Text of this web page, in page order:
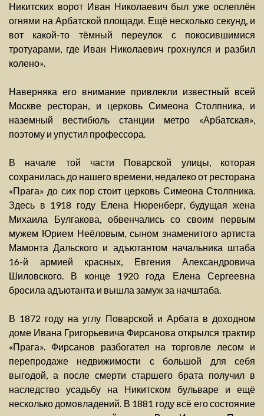
Никитских ворот Иван Николаевич был уже ослеплён
огнями на Арбатской площади. Ещё несколько секунд, и
вот какой-то тёмный переулок с покосившимися
тротуарами, где Иван Николаевич грохнулся и разбил
колено».
Наверняка его внимание привлекли известный всей
Москве ресторан, и церковь Симеона Столпника, и
наземный вестибюль станции метро «Арбатская»,
поэтому и упустил профессора.
В начале той части Поварской улицы, которая
сохранилась до нашего времени, недалеко от ресторана
«Прага» до сих пор стоит церковь Симеона Столпника.
Здесь в 1918 году Елена Нюренберг, будущая жена
Михаила Булгакова, обвенчались со своим первым
мужем Юрием Неёловым, сыном знаменитого артиста
Мамонта Дальского и адъютантом начальника штаба
16-й армией красных, Евгения Александровича
Шиловского. В конце 1920 года Елена Сергеевна
бросила адъютанта и вышла замуж за начштаба.
В 1872 году на углу Поварской и Арбата в доходном
доме Ивана Григорьевича Фирсанова открылся трактир
«Прага». Фирсанов разбогател на торговле лесом и
перепродаже недвижимости с большой для себя
выгодой, а после смерти старшего брата получил в
наследство усадьбу на Никитском бульваре и ещё
несколько домовладений. В 1881 году всё его состояние